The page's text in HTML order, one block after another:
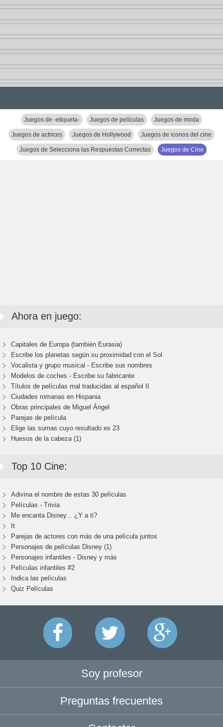
Juegos de -etiqueta- Juegos de películas Juegos de moda
Juegos de actrices Juegos de Hollywood Juegos de iconos del cine
Juegos de Selecciona las Respuestas Correctas Juegos de Cine
Ahora en juego:
Capitales de Europa (también Eurasia)
Escribe los planetas según su proximidad con el Sol
Vocalista y grupo musical - Escribe sus nombres
Modelos de coches - Escribe su fabricante
Títulos de películas mal traducidas al español II
Ciudades romanas en Hispania
Obras principales de Miguel Ángel
Parejas de película
Elige las sumas cuyo resultado es 23
Huesos de la cabeza (1)
Top 10 Cine:
Adivina el nombre de estas 30 películas
Películas - Trivia
Me encanta Disney... ¿Y a ti?
It
Parejas de actores con más de una película juntos
Personajes de películas Disney (1)
Personajes infantiles - Disney y más
Películas infantiles #2
Indica las películas
Quiz Películas
Soy profesor
Preguntas frecuentes